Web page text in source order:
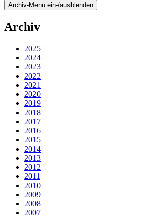
Archiv-Menü ein-/ausblenden
Archiv
2025
2024
2023
2022
2021
2020
2019
2018
2017
2016
2015
2014
2013
2012
2011
2010
2009
2008
2007